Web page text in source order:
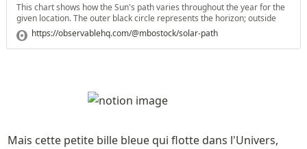
This chart shows how the Sun's path varies throughout the year for the
given location. The outer black circle represents the horizon; outside
this circle, the Sun is below the horizon. The radiating lines represent
azimuth; for example, 0° azimuth means that the Sun is due North.
https://observablehq.com/@mbostock/solar-path
Mais cette petite bille bleue qui flotte dans l'Univers,